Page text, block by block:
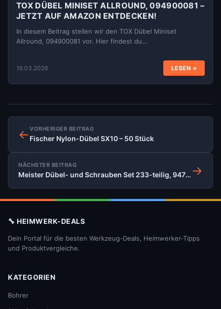
TOX DÜBEL MINISET ALLROUND, 094900081 –
JETZT AUF AMAZON ENTDECKEN!
In diesem Beitrag stellen wir den TOX Dübel Miniset
Allround, 094900081 vor. Hier findest du…
16.03.2026 LESEN »
← VORHERIGER BEITRAG
Fischer Nylon-Dübel SX10 – 50 Stück
NÄCHSTER BEITRAG
Meister Dübel- und Schrauben Set 233-teilig, 947320 →
🔧 HEIMWERK-DEALS
Dein Portal für die besten Werkzeug-Deals, Heimwerker-Tipps
und Produktvergleiche.
KATEGORIEN
Bohrer